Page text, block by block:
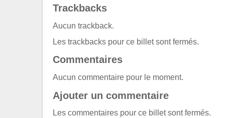
Trackbacks
Aucun trackback.
Les trackbacks pour ce billet sont fermés.
Commentaires
Aucun commentaire pour le moment.
Ajouter un commentaire
Les commentaires pour ce billet sont fermés.